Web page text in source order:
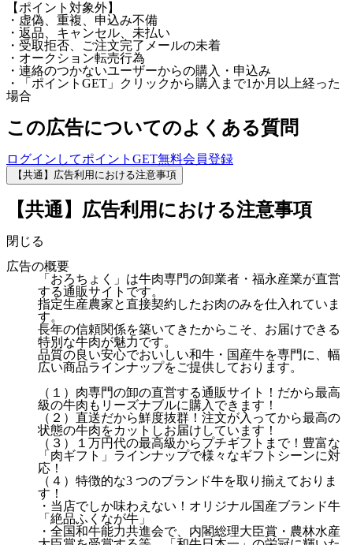
【ポイント対象外】
・虚偽、重複、申込み不備
・返品、キャンセル、未払い
・受取拒否、ご注文完了メールの未着
・オークション転売行為
・連絡のつかないユーザーからの購入・申込み
・「ポイントGET」クリックから購入まで1か月以上経った
場合
この広告についてのよくある質問
ログインしてポイントGET無料会員登録
【共通】広告利用における注意事項
【共通】広告利用における注意事項
閉じる
広告の概要
「おろちょく」は牛肉専門の卸業者・福永産業が直営
する通販サイトです。
指定生産農家と直接契約したお肉のみを仕入れていま
す。
⾧年の信頼関係を築いてきたからこそ、お届けできる
特別な牛肉が魅力です。
品質の良い安心でおいしい和牛・国産牛を専門に、幅
広い商品ラインナップをご提供しております。
（１）肉専門の卸の直営する通販サイト！だから最高
級の牛肉もリーズナブルに購入できます！
（２）直送だから鮮度抜群！注文が入ってから最高の
状態の牛肉をカットしお届けしています！
（３）１万円代の最高級からプチギフトまで！豊富な
「肉ギフト」ラインナップで様々なギフトシーンに対
応！
（４）特徴的な3 つのブランド牛を取り揃えておりま
す！
・当店でしか味わえない！オリジナル国産ブランド牛
「絶品ふくなが牛」
・全国和牛能力共進会で、内閣総理大臣賞・農林水産